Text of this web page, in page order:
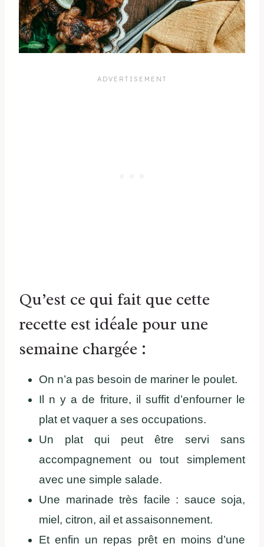
Qu’est ce qui fait que cette
recette est idéale pour une
semaine chargée :
On n’a pas besoin de mariner le poulet.
Il n y a de friture, il suffit d’enfourner le
plat et vaquer a ses occupations.
Un plat qui peut être servi sans
accompagnement ou tout simplement
avec une simple salade.
Une marinade très facile : sauce soja,
miel, citron, ail et assaisonnement.
Et enfin un repas prêt en moins d’une